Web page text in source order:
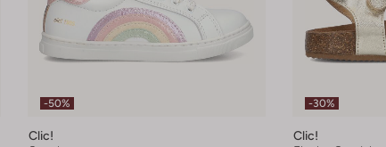
-50%
Clic!
-30%
Clic!